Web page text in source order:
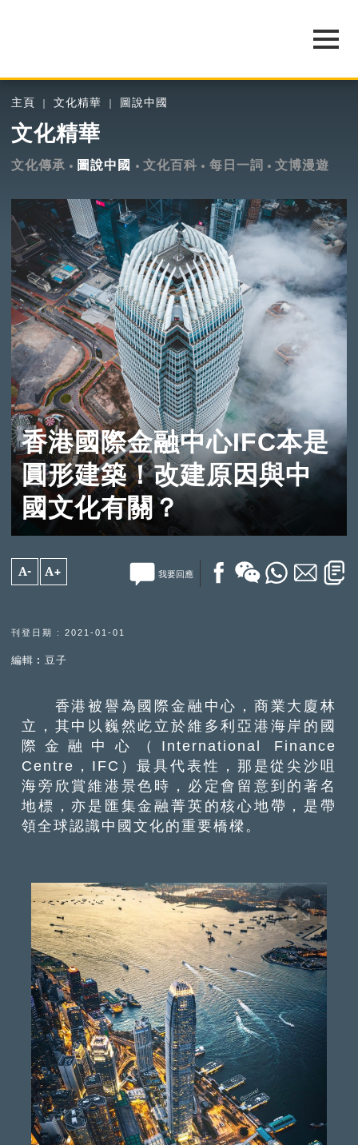
主頁 文化精華 圖說中國
文化精華
文化傳承 圖說中國 文化百科 每日一詞 文博漫遊
香港國際金融中心IFC本是
圓形建築！改建原因與中
國文化有關？
A- A+ 我要回應
刊登日期 : 2021-01-01
編輯︰豆子
香港被譽為國際金融中心，商業大廈林
立，其中以巍然屹立於維多利亞港海岸的國
際金融中心（International Finance
Centre，IFC）最具代表性，那是從尖沙咀
海旁欣賞維港景色時，必定會留意到的著名
地標，亦是匯集金融菁英的核心地帶，是帶
領全球認識中國文化的重要橋樑。